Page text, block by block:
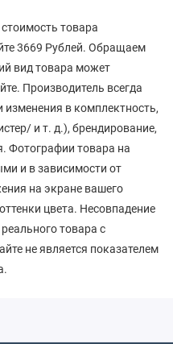
товара
3669 Рублей. Обращаем
вид товара может
Производитель всегда
изменения в комплектность,
и т. д.), брендирование,
Фотографии товара на
и в зависимости от
на экране вашего
цвета. Несовпадение
товара с
не является показателем